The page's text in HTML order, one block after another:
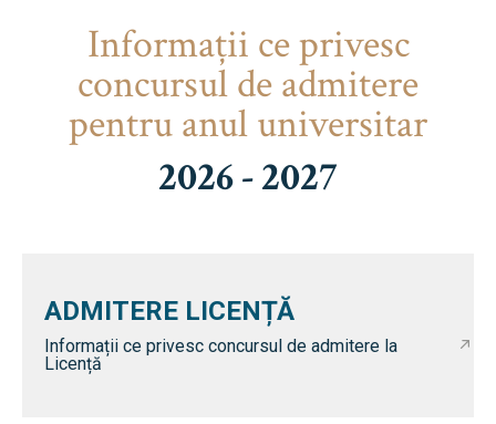
Informaţii ce privesc
concursul de admitere
pentru anul universitar
2026 - 2027
ADMITERE LICENȚĂ
Informații ce privesc concursul de admitere la
Licență